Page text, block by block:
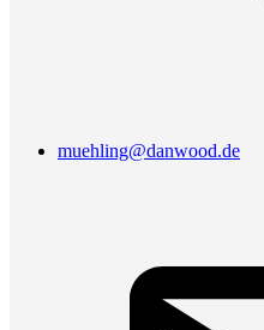
muehling@danwood.de